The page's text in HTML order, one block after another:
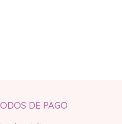
DE PAGO